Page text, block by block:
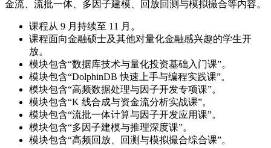
金流、流批一体、多因子建模、回放回测与模拟撮合等内容。
课程从 9 月持续至 11 月。
课程面向金融硕士及其他对量化金融感兴趣的学生开
放。
模块包含“数据库技术与量化投资基础入门课”。
模块包含“DolphinDB 快速上手与编程实践课”。
模块包含“高频数据处理与因子开发专项课”。
模块包含“K 线合成与资金流分析实战课”。
模块包含“流批一体计算与因子开发应用课”。
模块包含“多因子建模与推理深度课”。
模块包含“高频回放、回测与模拟撮合综合课”。